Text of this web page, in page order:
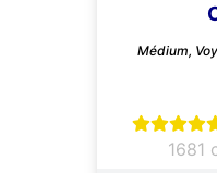
Médium,
1681